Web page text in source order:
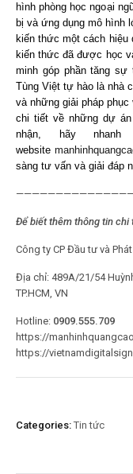
hình phòng học ngoại
bị và ứng dụng mô hình
kiến thức một cách hiệu
kiến thức đã được học
minh góp phần tăng
Tùng Việt tự hào là nhà
và những giải pháp
chi tiết về những dự
nhận, hãy
website
sàng tư vấn và giải đáp
Để biết thêm thông tin chi
Công ty CP Đầu tư và
Địa chỉ: 489A/21/54
TP.HCM, VN
Hotline: 0909.555.709
https://
https://
Categories: Tin tức